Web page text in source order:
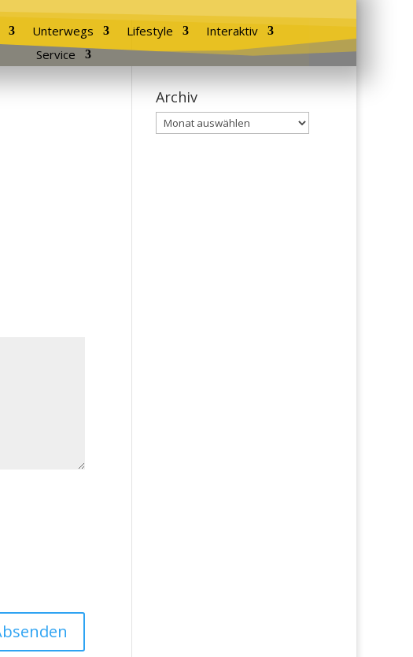
Unterwegs Lifestyle
Interaktiv
Service
Archiv
Archiv